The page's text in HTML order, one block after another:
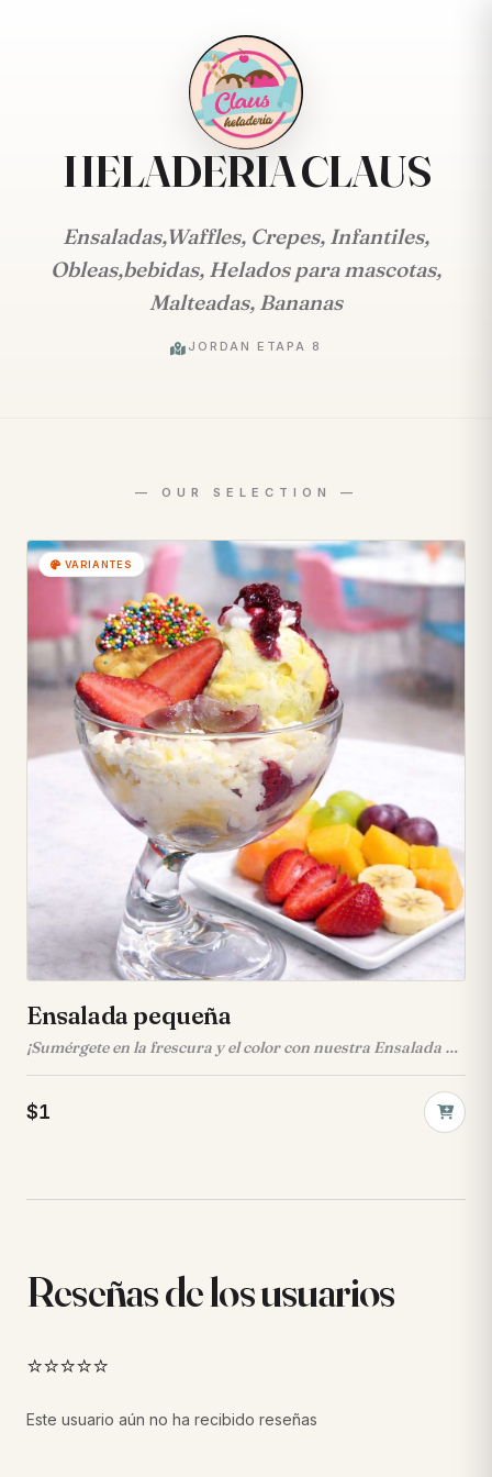
HELADERIA CLAUS
Ensaladas,Waffles, Crepes, Infantiles,
Obleas,bebidas, Helados para mascotas,
Malteadas, Bananas
JORDAN ETAPA 8
VARIANTES
Ensalada pequeña
¡Sumérgete en la frescura y el color con nuestra Ensalada de
Frutas Pequeñal! Este postre exquisito deleitará tus sentidos
fresa, mango, papaya, pera, manzana melón, uva y banano
$1
Reseñas de los usuarios
⭐⭐⭐⭐⭐
Este usuario aún no ha recibido reseñas